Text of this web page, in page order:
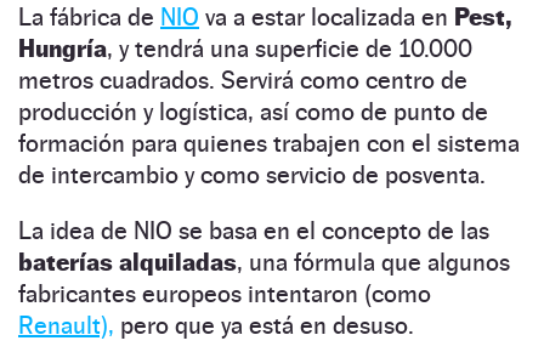
La fábrica de NIO va a estar localizada en Pest,
Hungría, y tendrá una superficie de 10.000
metros cuadrados. Servirá como centro de
producción y logística, así como de punto de
formación para quienes trabajen con el sistema
de intercambio y como servicio de posventa.
La idea de NIO se basa en el concepto de las
baterías alquiladas, una fórmula que algunos
fabricantes europeos intentaron (como
Renault), pero que ya está en desuso.